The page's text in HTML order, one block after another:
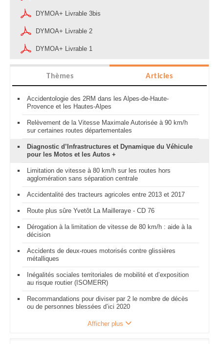
DYMOA+ Livrable 3bis
DYMOA+ Livrable 2
DYMOA+ Livrable 1
Thèmes Articles
Accidentologie des 2RM dans les Alpes-de-Haute-
Provence et les Hautes-Alpes
Relèvement de la Vitesse Maximale Autorisée à 90 km/h
sur certaines routes départementales
Diagnostic d’Infrastructures et Dynamique du Véhicule
pour les Motos et les Autos +
Limitation de vitesse à 80 km/h sur les routes hors
agglomération sans séparation centrale
Accidentalité des tracteurs agricoles entre 2013 et 2017
Route plus sûre Yvetôt La Mailleraye - CD 76
Dérogation à la limitation de vitesse de 80 km/h : aide à la
décision
Accidents de deux-roues motorisés contre glissières
métalliques
Inégalités sociales territoriales de mobilité et d’exposition
au risque routier (ISOMERR)
Recommandations pour diviser par 2 le nombre de décès
ou de personnes blessées d’ici 2020
Afficher plus